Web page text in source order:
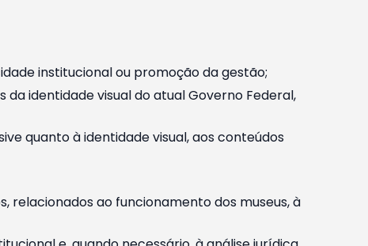
institucional ou promoção da gestão;
identidade visual do atual Governo Federal,
quanto à identidade visual, aos conteúdos
relacionados ao funcionamento dos museus, à